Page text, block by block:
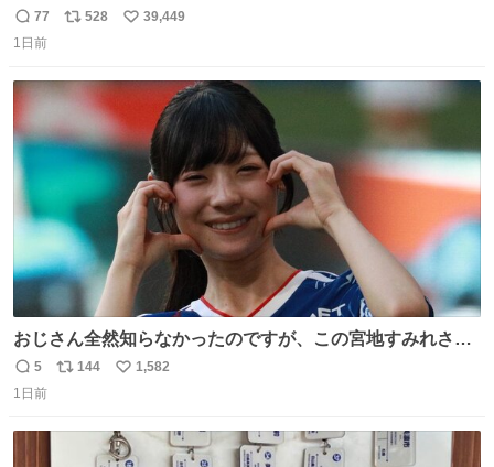
返
信
77
リ
ト
528
い
数
39,449
1日前
おじさん全然知らなかったのですが、この宮地すみれさん
（日向坂46）はマリサポだったのですね。 カメラ目線でに
っこりしていただいたので撮影したものの、全然誰だか知
返
信
5
リ
144
い
数
1,582
1日前